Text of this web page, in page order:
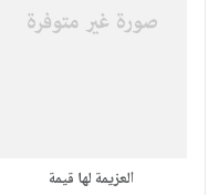
العزيمة لها قيمة